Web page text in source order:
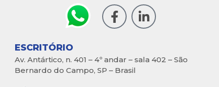
ESCRITÓRIO
Av. Antártico, n. 401 – 4º andar – sala 402 – São
Bernardo do Campo, SP – Brasil